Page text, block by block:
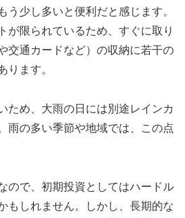
う少し多いと便利だと感じます。
が限られているため、すぐに取り
交通カードなど）の収納に若干の
ります。
ため、大雨の日には別途レインカ
雨の多い季節や地域では、この点
ので、初期投資としてはハードル
もしれません。しかし、長期的な